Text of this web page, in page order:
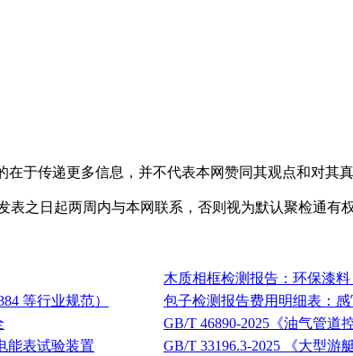
于传递更多信息，并不代表本网赞同其观点和对其
之日起两周内与本网联系，否则视为默认聚检通有权
木质相框检测报告：环保漆
等行业规范）
包子检测报告费用明细表：
GB/T 46890-2025《油气管道
能表试验装置
GB/T 33196.3-2025 《大型